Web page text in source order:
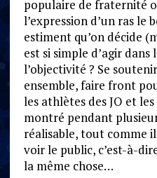
populaire de fraternité
l’expression d’un ras le
estiment qu’on décide
est si simple d’agir
l’objectivité ? Se
ensemble, faire front
les athlètes des JO et
montré pendant
réalisable, tout comme
voir le public, c’est-à-
la même chose…